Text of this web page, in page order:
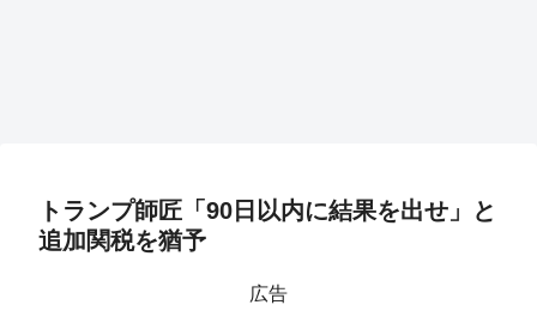
トランプ師匠「90日以内に結果を出せ」と
追加関税を猶予
広告